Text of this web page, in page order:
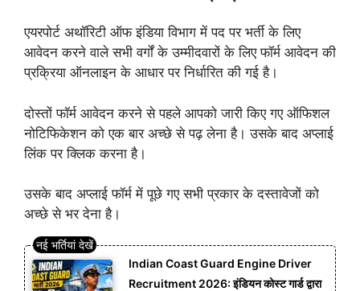
एयरपोर्ट अथॉरिटी ऑफ इंडिया विभाग में पद पर भर्ती के लिए
आवेदन करने वाले सभी वर्गों के उम्मीदवारों के लिए फॉर्म आवेदन की
प्रक्रिया ऑनलाइन के आधार पर निर्धारित की गई है।
दोस्तों फॉर्म आवेदन करने से पहले आपको जारी किए गए ऑफिशल
नोटिफिकेशन को एक बार अच्छे से पढ़ लेना है। उसके बाद अप्लाई
लिंक पर क्लिक करना है।
उसके बाद अप्लाई फॉर्म में पूछे गए सभी प्रकार के दस्तावेजों को
अच्छे से भर देना है।
Indian Coast Guard Engine Driver
Recruitment 2026: इंडियन कोस्ट गार्ड द्वारा